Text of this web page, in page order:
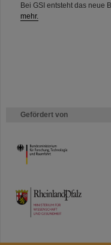
Bei GSI entsteht das neue
mehr.
Gefördert von
HMWK
TMWWDG